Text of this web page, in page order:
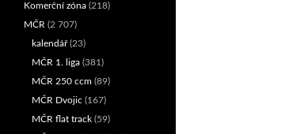
Komerční zóna (218)
MČR (2 707)
kalendář(23)
MČR 1. liga (381)
MČR 250 ccm (89)
MČR Dvojic (167)
MČR flat track (59)